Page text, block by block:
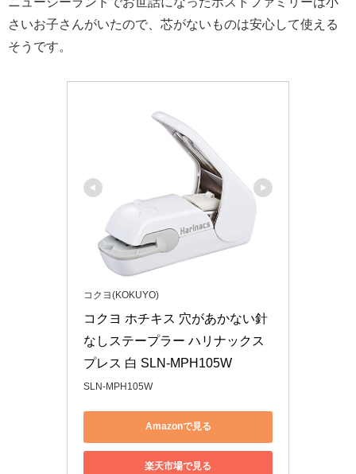
さいお子さんがいたので、芯がないものは安心して使える
そうです。
コクヨ(KOKUYO)
コクヨ ホチキス 穴があかない針
なしステープラー ハリナックス
プレス 白 SLN-MPH105W
SLN-MPH105W
Amazonで見る
楽天市場で見る